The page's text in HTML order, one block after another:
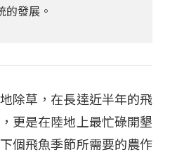
的發展。
除草，在長達近半年的飛
更是在陸地上最忙碌開墾
個飛魚季節所需要的農作